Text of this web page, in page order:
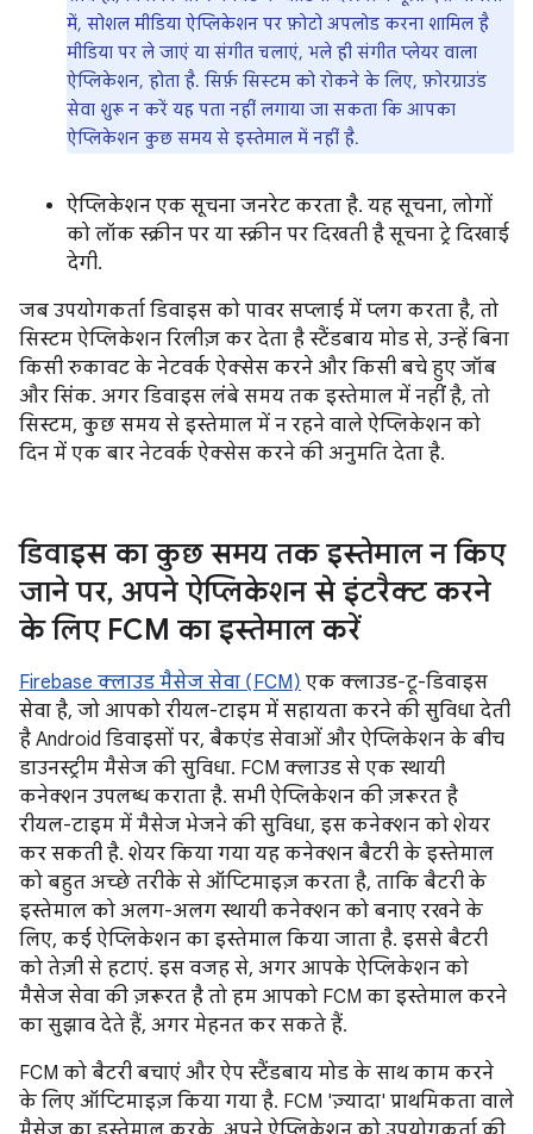
में, सोशल मीडिया ऐप्लिकेशन पर फ़ोटो अपलोड करना शामिल है
मीडिया पर ले जाएं या संगीत चलाएं, भले ही संगीत प्लेयर वाला
ऐप्लिकेशन, होता है. सिर्फ़ सिस्टम को रोकने के लिए, फ़ोरग्राउंड
सेवा शुरू न करें यह पता नहीं लगाया जा सकता कि आपका
ऐप्लिकेशन कुछ समय से इस्तेमाल में नहीं है.
ऐप्लिकेशन एक सूचना जनरेट करता है. यह सूचना, लोगों
को लॉक स्क्रीन पर या स्क्रीन पर दिखती है सूचना ट्रे दिखाई
देगी.
जब उपयोगकर्ता डिवाइस को पावर सप्लाई में प्लग करता है, तो
सिस्टम ऐप्लिकेशन रिलीज़ कर देता है स्टैंडबाय मोड से, उन्हें बिना
किसी रुकावट के नेटवर्क ऐक्सेस करने और किसी बचे हुए जॉब
और सिंक. अगर डिवाइस लंबे समय तक इस्तेमाल में नहीं है, तो
सिस्टम, कुछ समय से इस्तेमाल में न रहने वाले ऐप्लिकेशन को
दिन में एक बार नेटवर्क ऐक्सेस करने की अनुमति देता है.
डिवाइस का कुछ समय तक इस्तेमाल न किए
जाने पर, अपने ऐप्लिकेशन से इंटरैक्ट करने
के लिए FCM का इस्तेमाल करें
Firebase क्लाउड मैसेज सेवा (FCM) एक क्लाउड-टू-डिवाइस
सेवा है, जो आपको रीयल-टाइम में सहायता करने की सुविधा देती
है Android डिवाइसों पर, बैकएंड सेवाओं और ऐप्लिकेशन के बीच
डाउनस्ट्रीम मैसेज की सुविधा. FCM क्लाउड से एक स्थायी
कनेक्शन उपलब्ध कराता है. सभी ऐप्लिकेशन की ज़रूरत है
रीयल-टाइम में मैसेज भेजने की सुविधा, इस कनेक्शन को शेयर
कर सकती है. शेयर किया गया यह कनेक्शन बैटरी के इस्तेमाल
को बहुत अच्छे तरीके से ऑप्टिमाइज़ करता है, ताकि बैटरी के
इस्तेमाल को अलग-अलग स्थायी कनेक्शन को बनाए रखने के
लिए, कई ऐप्लिकेशन का इस्तेमाल किया जाता है. इससे बैटरी
को तेज़ी से हटाएं. इस वजह से, अगर आपके ऐप्लिकेशन को
मैसेज सेवा की ज़रूरत है तो हम आपको FCM का इस्तेमाल करने
का सुझाव देते हैं, अगर मेहनत कर सकते हैं.
FCM को बैटरी बचाएं और ऐप स्टैंडबाय मोड के साथ काम करने
के लिए ऑप्टिमाइज़ किया गया है. FCM 'ज़्यादा' प्राथमिकता वाले